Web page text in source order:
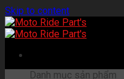
Skip to content
Danh mục sản phẩm